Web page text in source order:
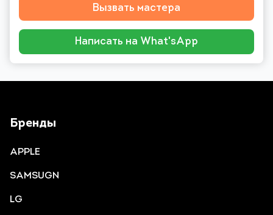
Вызвать мастера
Написать на What'sApp
Бренды
APPLE
SAMSUGN
LG